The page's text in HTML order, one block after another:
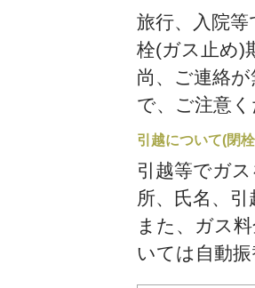
旅行、入院
栓(ガス止め)
尚、ご連絡
で、ご注意
引越について(閉
引越等でガ
所、氏名、
また、ガス
いては自動